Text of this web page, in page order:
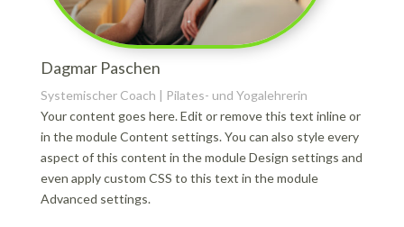
Dagmar Paschen
Systemischer Coach | Pilates- und Yogalehrerin
Your content goes here. Edit or remove this text inline or
in the module Content settings. You can also style every
aspect of this content in the module Design settings and
even apply custom CSS to this text in the module
Advanced settings.